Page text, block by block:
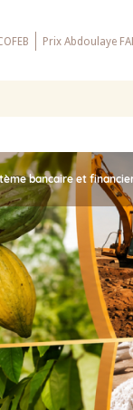
Prix Abdoulaye
bancaire et